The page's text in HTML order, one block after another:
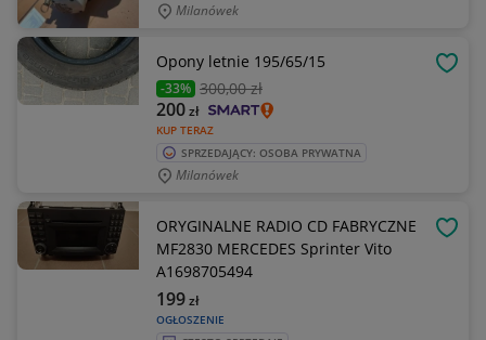
Milanówek
Opony letnie 195/65/15
-33% 300,00 zł
KUP TERAZ
200zł
SPRZEDAJĄCY: OSOBA PRYWATNA
Milanówek
ORYGINALNE RADIO CD FABRYCZNE
MF2830 MERCEDES Sprinter Vito
A1698705494
OGŁOSZENIE
199zł